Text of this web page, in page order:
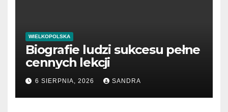
WIELKOPOLSKA
Biografie ludzi sukcesu pełne
cennych lekcji
6 SIERPNIA, 2026 SANDRA